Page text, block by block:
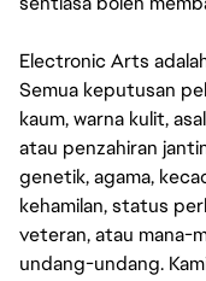
Electronic Arts
Semua keputusan
kaum, warna kulit,
atau penzahiran
genetik, agama,
kehamilan, status
veteran, atau mana-
undang-undang.